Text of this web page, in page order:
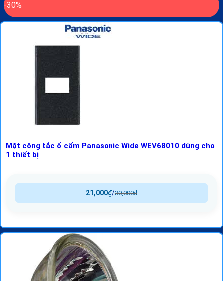
-30%
Mặt công tắc ổ cấm Panasonic Wide WEV68010 dùng cho
1 thiết bị
30,000₫
/
21,000₫